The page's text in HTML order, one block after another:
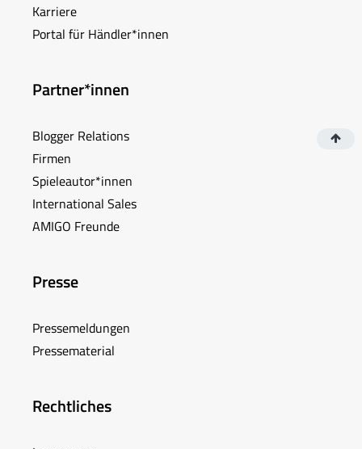
Karriere
Portal für Händler*innen
Partner*innen
Blogger Relations
Firmen
Spieleautor*innen
International Sales
AMIGO Freunde
Presse
Pressemeldungen
Pressematerial
Rechtliches